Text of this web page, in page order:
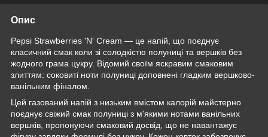
Опис
Pepsi Strawberries 'N' Cream — це напій, що поєднує
класичний смак коли зі солодкістю полуниці та вершків без
жодного грама цукру. Відомий своїм яскравим смаковим
злиттям: соковиті ноти полуниці доповнені гладким вершково-
ванільним фіналом.
Цей газований напій з низьким вмістом калорій майстерно
поєднує свіжий смак полуниці з м'якими нотами ванільних
вершків, пропонуючи смаковий досвід, що не навантажує